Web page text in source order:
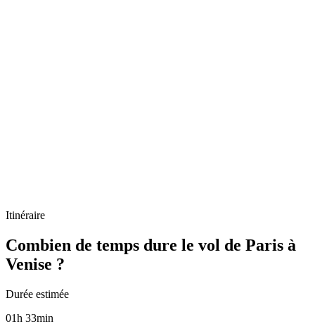
Itinéraire
Combien de temps dure le vol de Paris à
Venise ?
Durée estimée
01h 33min